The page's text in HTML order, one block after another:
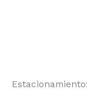
Estacionamiento: